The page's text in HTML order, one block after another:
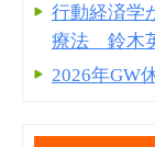
行動経済学
療法 鈴木
2026年GW